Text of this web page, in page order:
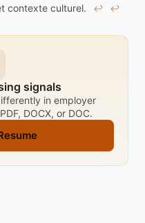
contexte culturel.
↩︎ ↩︎
signals
in employer
DOCX, or DOC.